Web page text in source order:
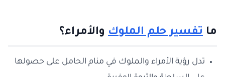
ما تفسير حلم الملوك والأمراء؟
تدل رؤية الأمراء والملوك في منام الحامل على حصولها